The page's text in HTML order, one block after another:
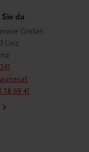
da
GmbH
Linz
58 69 41